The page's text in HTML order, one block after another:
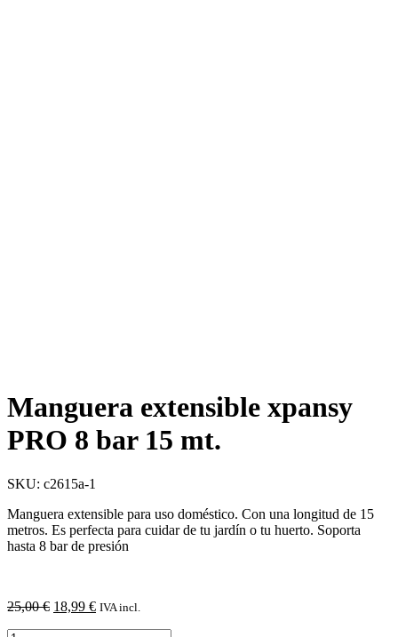
Manguera extensible xpansy
PRO 8 bar 15 mt.
SKU: c2615a-1
Manguera extensible para uso doméstico. Con una longitud de 15
metros. Es perfecta para cuidar de tu jardín o tu huerto. Soporta
hasta 8 bar de presión
25,00€ El
18,99 €ElIVA incl.